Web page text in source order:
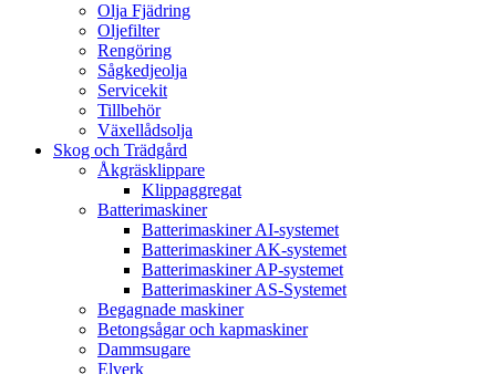
Olja Fjädring
Oljefilter
Rengöring
Sågkedjeolja
Servicekit
Tillbehör
Växellådsolja
Skog och Trädgård
Åkgräsklippare
Klippaggregat
Batterimaskiner
Batterimaskiner AI-systemet
Batterimaskiner AK-systemet
Batterimaskiner AP-systemet
Batterimaskiner AS-Systemet
Begagnade maskiner
Betongsågar och kapmaskiner
Dammsugare
Elverk